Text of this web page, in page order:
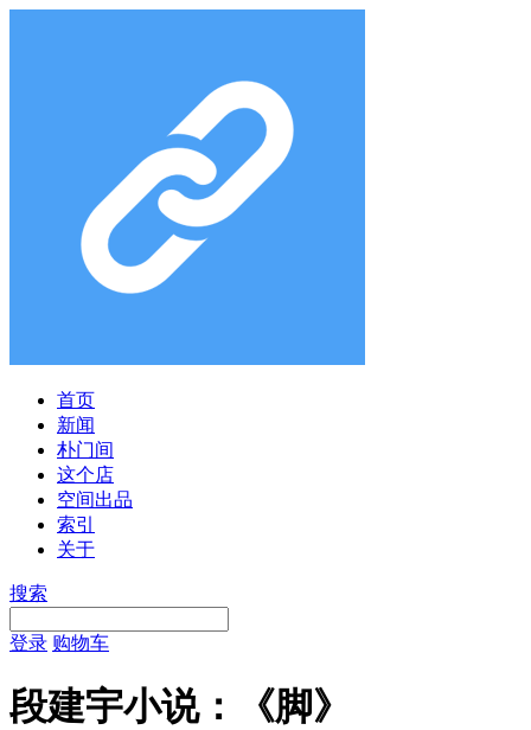
首页
新闻
朴门间
这个店
空间出品
索引
关于
搜索
登录 购物车
段建宇小说：《脚》